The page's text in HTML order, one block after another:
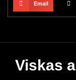
Email
Viskas